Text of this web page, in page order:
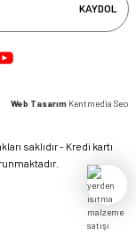
KAYDOL
Web Tasarım Kentmedia Seo
saklıdır - Kredi kartı